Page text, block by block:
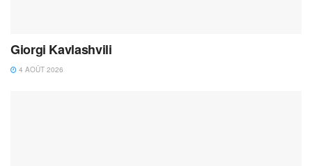
Giorgi Kavlashvili
4 AOÛT 2026